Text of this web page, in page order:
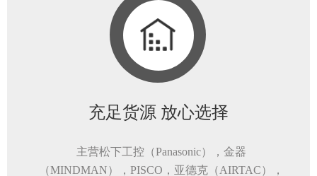
充足货源 放心选择
主营松下工控（Panasonic），金器
（MINDMAN），PISCO，亚德克（AIRTAC），